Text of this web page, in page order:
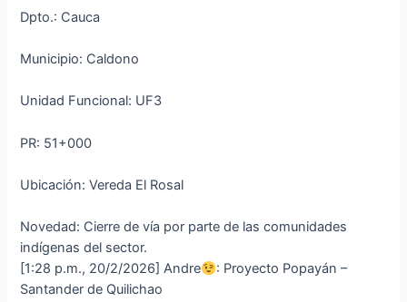
Dpto.: Cauca
Municipio: Caldono
Unidad Funcional: UF3
PR: 51+000
Ubicación: Vereda El Rosal
Novedad: Cierre de vía por parte de las comunidades
indígenas del sector.
[1:28 p.m., 20/2/2026] Andre
: Proyecto Popayán –
Santander de Quilichao